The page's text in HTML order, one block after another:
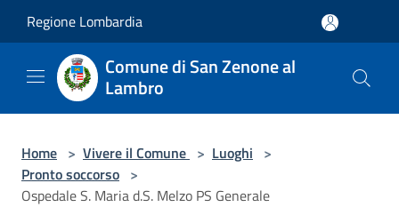
Regione Lombardia
Comune di San Zenone al
Lambro
Home > Vivere il Comune > Luoghi >
Pronto soccorso >
Ospedale S. Maria d.S. Melzo PS Generale